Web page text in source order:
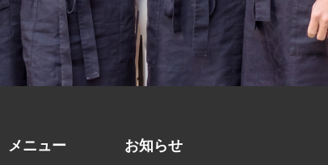
メニュー
お知らせ